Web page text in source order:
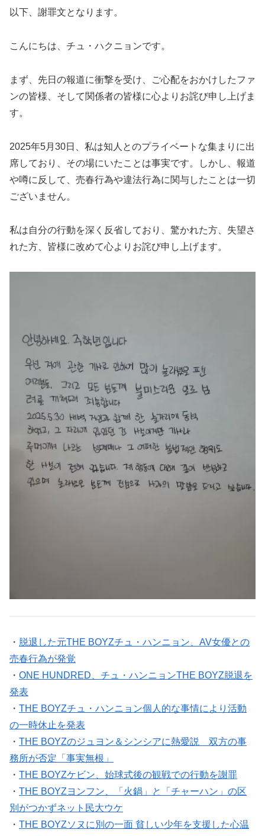
以下、謝罪文となります。
こんにちは、チュ・ハクニョンです。
まず、先日の報道に衝撃を受け、ご心配をおかけしたファ
ンの皆様、そして関係者の皆様に心よりお詫び申し上げま
す。
2025年5月30日、私は知人とのプライベートな集まりに出
席しており、その場にいたことは事実です。しかし、報道
や噂に反して、売春行為や違法行為に関与したことは一切
ございません。
私は自分の行動を深く反省しており、驚かれた方、失望さ
れた方、皆様に改めて心よりお詫び申し上げます。
・ 脱退した元THE BOYZチュ・ハンニョン、AV女優との
売春行為が発覚
・ ONE HUNDRED、チュ・ハンニョンTHE BOYZ脱退を
発表
・ THE BOYZチュ・ハンニョン個人的な事情により活動
の一時休止を発表
・ THE BOYZのジュヨン＆シンシアに熱愛説 双方の事
務所が否定「事実無根」
・ THE BOYZケビン、始球式後の観戦での行動を謝罪
・ THE BOYZヨンフン、「火鍋」と「チャーハン」の区
別がつかずネット民大ウケ
・ THE BOYZソヌに別の一面 貧しい少年を支援した心温